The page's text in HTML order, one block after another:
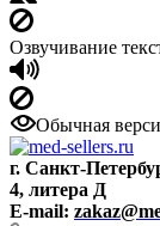
Озвучивание
Обычная
г. Санкт-
4, литера Д
E-mail: